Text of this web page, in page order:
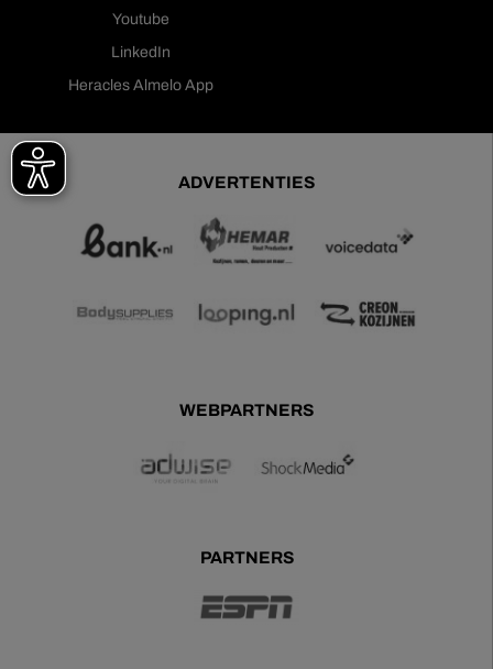
Youtube
LinkedIn
Heracles Almelo App
ADVERTENTIES
WEBPARTNERS
PARTNERS